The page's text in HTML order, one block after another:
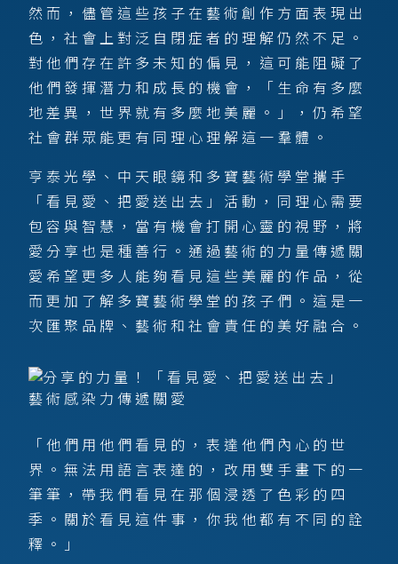
然而，儘管這些孩子在藝術創作方面表現出
色，社會上對泛自閉症者的理解仍然不足。
對他們存在許多未知的偏見，這可能阻礙了
他們發揮潛力和成長的機會，「生命有多麼
地差異，世界就有多麼地美麗。」，仍希望
社會群眾能更有同理心理解這一羣體。
亨泰光學、中天眼鏡和多寶藝術學堂攜手
「看見愛、把愛送出去」活動，同理心需要
包容與智慧，當有機會打開心靈的視野，將
愛分享也是種善行。通過藝術的力量傳遞關
愛希望更多人能夠看見這些美麗的作品，從
而更加了解多寶藝術學堂的孩子們。這是一
次匯聚品牌、藝術和社會責任的美好融合。
「他們用他們看見的，表達他們內心的世
界。無法用語言表達的，改用雙手畫下的一
筆筆，帶我們看見在那個浸透了色彩的四
季。關於看見這件事，你我他都有不同的詮
釋。」